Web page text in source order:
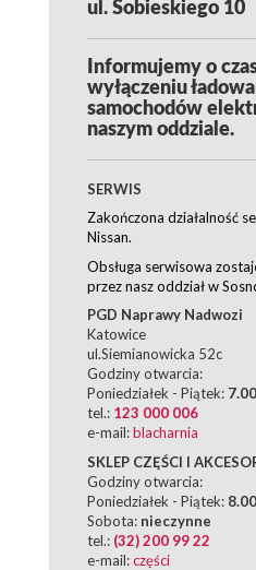
ul. Sobieskiego 10
Informujemy o
wyłączeniu
samochodów
naszym oddziale.
SERWIS
Zakończona działalność
Nissan.
Obsługa serwisowa
przez nasz oddział w
PGD Naprawy Nadwozi
Katowice
ul.Siemianowicka 52c
Godziny otwarcia:
Poniedziałek - Piątek:
tel.: 123 000 006
e-mail:blacharnia
SKLEP CZĘŚCI I
Godziny otwarcia:
Poniedziałek - Piątek:
Sobota: nieczynne
tel.: (32) 200 99 22
e-mail:części